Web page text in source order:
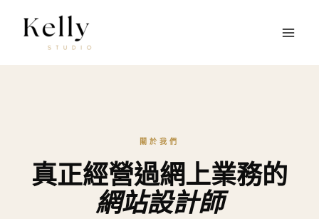
關於我們
真正經營過網上業務的
網站設計師